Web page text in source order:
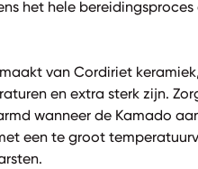
het hele
van Cordiriet
en extra sterk zijn.
wanneer de Kamado
een te groot